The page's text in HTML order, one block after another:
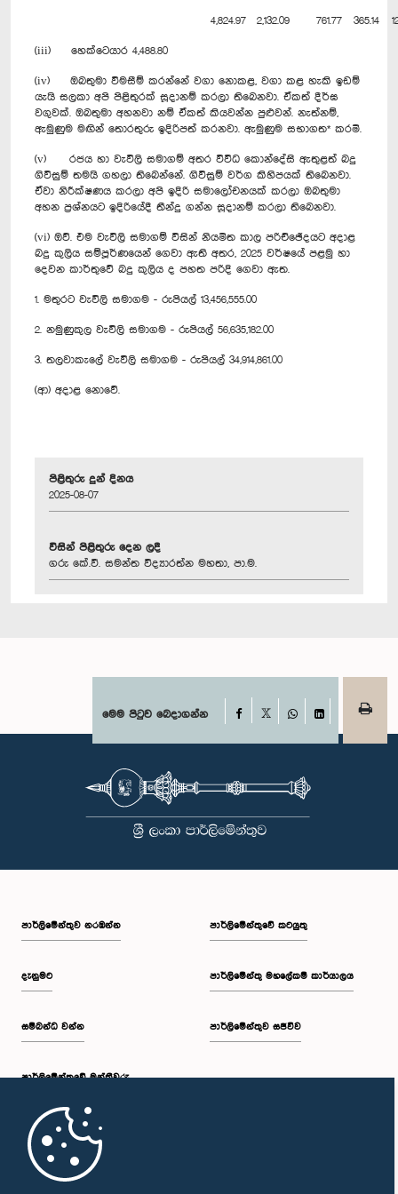
4,824.97 2,132.09 761.77 365.14
(iii) හෙක්ටෙයාර 4,488.80
(iv) ඔබතුමා විමසීම් කරන්නේ වගා නොකළ, වගා කළ හැකි ඉඩම්
යැයි සලකා අපි පිළිතුරක් සූදානම් කරලා තිබෙනවා. ඒකත් දීර්ඝ
වගුවක්. ඔබතුමා අහනවා නම් ඒකත් කියවන්න පුළුවන්. නැත්නම්,
ඇමුණුම මඟින් තොරතුරු ඉදිරිපත් කරනවා. ඇමුණුම සභාගත* කරමි.
(v) රජය හා වැවිලි සමාගම් අතර විවිධ කොන්දේසි ඇතුළත් බදු
ගිවිසුම් තමයි ගහලා තිබෙන්නේ. ගිවිසුම් වර්ග කිහිපයක් තිබෙනවා.
ඒවා නිරීක්ෂණය කරලා අපි ඉදිරි සමාලෝචනයක් කරලා ඔබතුමා
අහන ප්‍රශ්නයට ඉදිරියේදී තීන්දු ගන්න සූදානම් කරලා තිබෙනවා.
(vi) ඔව්. එම වැවිලි සමාගම් විසින් නියමිත කාල පරිච්ඡේදයට අදාළ
බදු කුලිය සම්පූර්ණයෙන් ගෙවා ඇති අතර, 2025 වර්ෂයේ පළමු හා
දෙවන කාර්තුවේ බදු කුලිය ද පහත පරිදි ගෙවා ඇත.
1. මතුරට වැවිලි සමාගම - රුපියල් 13,456,555.00
2. නමුණුකුල වැවිලි සමාගම - රුපියල් 56,635,182.00
3. තලවාකැලේ වැවිලි සමාගම - රුපියල් 34,914,861.00
(ආ) අදාළ නොවේ.
පිළිතුරු දුන් දිනය
2025-08-07
විසින් පිළිතුරු දෙන ලදී
ගරු කේ.වී. සමන්ත විද්‍යාරත්න මහතා, පා.ම.
මෙම පිටුව බෙදාගන්න Facebook
WhatsAppLinkedIn
පාර්ලි‌මේන්තුව නරඹන්න
දැනුමට
සම්බන්ධ වන්න
පාර්ලි‌මේන්තුවේ මන්ත්‍රීවරු
මුල් පිටුව
පාර්ලිමේන්තුවේ කටයුතු
පාර්ලිමේන්තු මහලේකම් කාර්යාලය
පාර්ලිමේන්තුව සජීවීව